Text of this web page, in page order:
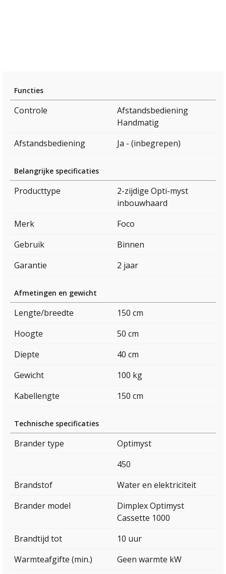
Functies
Controle
Afstandsbediening
Handmatig
Afstandsbediening
Ja - (inbegrepen)
Belangrijke specificaties
Producttype
2-zijdige Opti-myst
inbouwhaard
Merk
Foco
Gebruik
Binnen
Garantie
2 jaar
Afmetingen en gewicht
Lengte/breedte
150 cm
Hoogte
50 cm
Diepte
40 cm
Gewicht
100 kg
Kabellengte
150 cm
Technische specificaties
Brander type
Optimyst
450
Brandstof
Water en elektriciteit
Brander model
Dimplex Optimyst
Cassette 1000
Brandtijd tot
10 uur
Warmteafgifte (min.)
Geen warmte kW